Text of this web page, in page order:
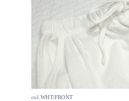
col.WHT|FRONT